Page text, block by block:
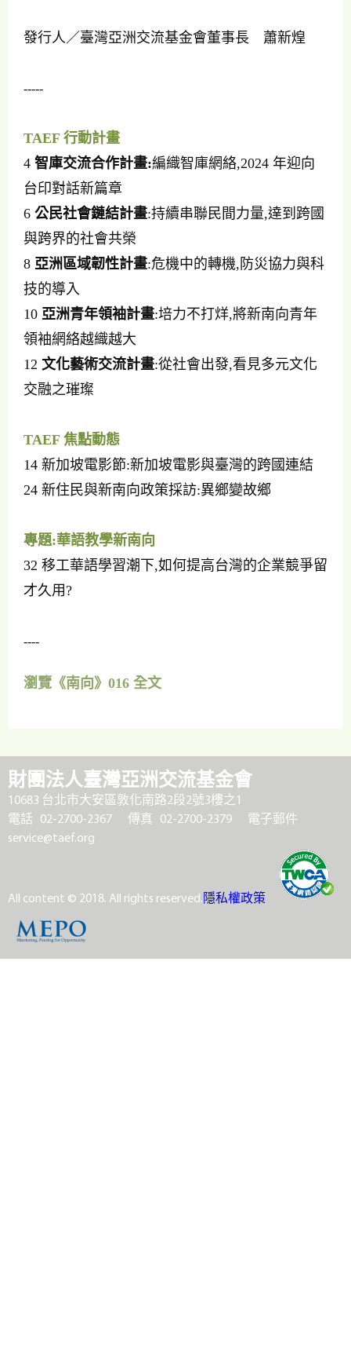
發行人／臺灣亞洲交流基金會董事長 蕭新煌
-----
TAEF 行動計畫
4 智庫交流合作計畫:編織智庫網絡,2024 年迎向
台印對話新篇章
6 公民社會鏈結計畫:持續串聯民間力量,達到跨國
與跨界的社會共榮
8 亞洲區域韌性計畫:危機中的轉機,防災協力與科
技的導入
10 亞洲青年領袖計畫:培力不打烊,將新南向青年
領袖網絡越織越大
12 文化藝術交流計畫:從社會出發,看見多元文化
交融之璀璨
TAEF 焦點動態
14 新加坡電影節:新加坡電影與臺灣的跨國連結
24 新住民與新南向政策採訪:異鄉變故鄉
專題:華語教學新南向
32 移工華語學習潮下,如何提高台灣的企業競爭留
才久用?
----
瀏覽《南向》016 全文
財團法人臺灣亞洲交流基金會
10683 台北市大安區敦化南路2段2號3樓之1
電話 02-2700-2367
傳真 02-2700-2379
電子郵件
service@taef.org
All content © 2018. All rights reserved.隱私權政策